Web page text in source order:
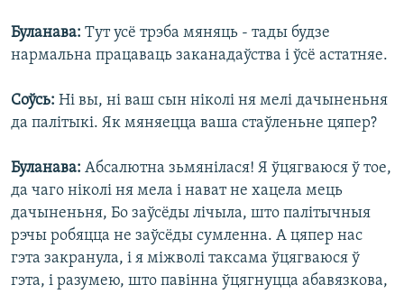
Буланава: Тут усё трэба мяняць - тады будзе
нармальна працаваць заканадаўства і ўсё астатняе.
Соўсь: Ні вы, ні ваш сын ніколі ня мелі дачыненьня
да палітыкі. Як мяняецца ваша стаўленьне цяпер?
Буланава: Абсалютна зьмянілася! Я ўцягваюся ў тое,
да чаго ніколі ня мела і нават не хацела мець
дачыненьня, Бо заўсёды лічыла, што палітычныя
рэчы робяцца не заўсёды сумленна. А цяпер нас
гэта закранула, і я міжволі таксама ўцягваюся ў
гэта, і разумею, што павінна ўцягнуцца абавязкова,